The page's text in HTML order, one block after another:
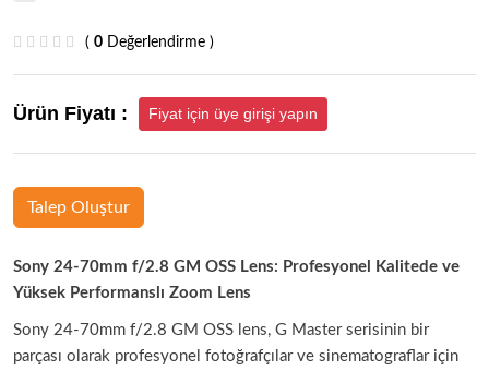
( 0 Değerlendirme )
Ürün Fiyatı : Fiyat için üye girişi yapın
Talep Oluştur
Sony 24-70mm f/2.8 GM OSS Lens: Profesyonel Kalitede ve
Yüksek Performanslı Zoom Lens
Sony 24-70mm f/2.8 GM OSS lens, G Master serisinin bir
parçası olarak profesyonel fotoğrafçılar ve sinematograflar için